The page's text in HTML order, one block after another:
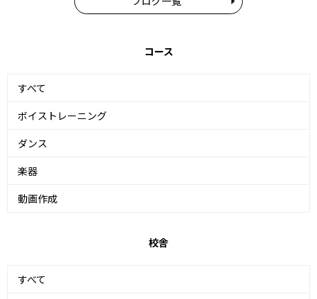
コース
すべて
ボイストレーニング
ダンス
楽器
動画作成
校舎
すべて